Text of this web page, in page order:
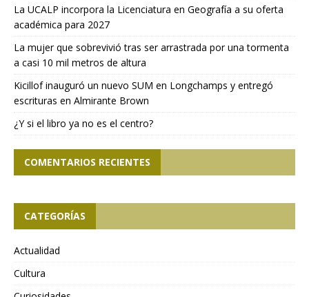
La UCALP incorpora la Licenciatura en Geografía a su oferta
académica para 2027
La mujer que sobrevivió tras ser arrastrada por una tormenta
a casi 10 mil metros de altura
Kicillof inauguró un nuevo SUM en Longchamps y entregó
escrituras en Almirante Brown
¿Y si el libro ya no es el centro?
COMENTARIOS RECIENTES
CATEGORÍAS
Actualidad
Cultura